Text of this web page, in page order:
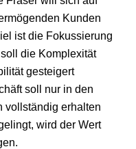
Kunden
ist die Fokussierung
die Komplexität
gesteigert
soll nur in den
vollständig erhalten
wird der Wert